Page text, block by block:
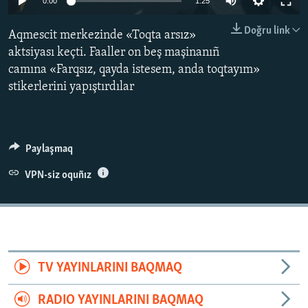
Українською
QOŞULIÑIZ!
RFE/RS bütün saytları
Doğru link
Aqmescit merkezinde «Toqta arsız»
aktsiyası keçti. Faaller on beş maşinanıñ
camına «Farqsız, qayda istesem, anda toqtayım»
stikerlerini yapıştırdılar
Paylaşmaq
VPN-siz oquñız
TV YAYINLARINI BAQMAQ
RADIO YAYINLARINI BAQMAQ